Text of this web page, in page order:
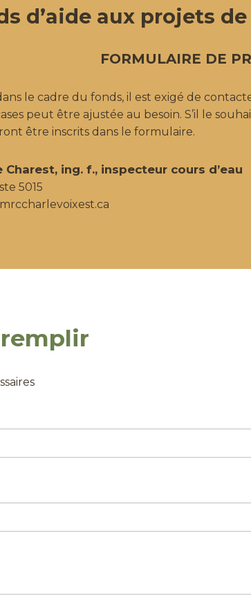
d’aide aux projets
FORMULAIRE DE
le cadre du fonds, il est exigé de
peut être ajustée au besoin. S’il le
être inscrits dans le formulaire.
ing. f., inspecteur cours d’eau
5015